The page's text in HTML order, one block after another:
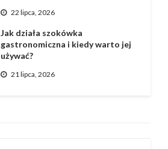
22 lipca, 2026
Jak działa szokówka
gastronomiczna i kiedy warto jej
używać?
21 lipca, 2026